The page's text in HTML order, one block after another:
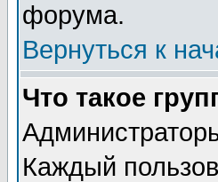
форума.
Вернуться к
Что такое
Каждый